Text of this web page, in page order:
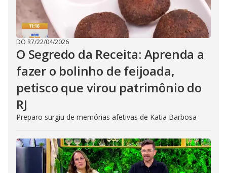
DO R7/22/04/2026
O Segredo da Receita: Aprenda a
fazer o bolinho de feijoada,
petisco que virou patrimônio do
RJ
Preparo surgiu de memórias afetivas de Katia Barbosa